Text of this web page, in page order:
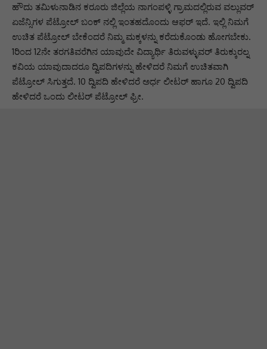
ಹೌದು ತಮಿಳುನಾಡಿನ ಕರೂರು ಜಿಲ್ಲೆಯ ನಾಗಂಪಳ್ಳಿ ಗ್ರಾಮದಲ್ಲಿರುವ ವಲ್ಲುವರ್
ಏಜೆನ್ಸಿಗಳ ಪೆಟ್ರೋಲ್ ಬಂಕ್ ನಲ್ಲಿ ಇಂತಹದೊಂದು ಆಫರ್ ಇದೆ. ಇಲ್ಲಿ ನಿಮಗೆ
ಉಚಿತ ಪೆಟ್ರೋಲ್ ಬೇಕೆಂದರೆ ನಿಮ್ಮ ಮಕ್ಕಳನ್ನು ಕರೆದುಕೊಂಡು ಹೋಗಬೇಕು.
1ರಿಂದ 12ನೇ ತರಗತಿವರೆಗಿನ ಯಾವುದೇ ವಿದ್ಯಾರ್ಥಿ ತಿರುವಳ್ಳುವರ್ ತಿರುಕ್ಕುರಲ್ನ
ಕವಿಯ ಯಾವುದಾದರೂ ದ್ವಿಪದಿಗಳನ್ನು ಹೇಳಿದರೆ ನಿಮಗೆ ಉಚಿತವಾಗಿ
ಪೆಟ್ರೋಲ್ ಸಿಗುತ್ತದೆ. 10 ದ್ವಿಪದಿ ಹೇಳಿದರೆ ಅರ್ಧ ಲೀಟರ್ ಹಾಗೂ 20 ದ್ವಿಪದಿ
ಹೇಳಿದರೆ ಒಂದು ಲೀಟರ್ ಪೆಟ್ರೋಲ್ ಫ್ರೀ.